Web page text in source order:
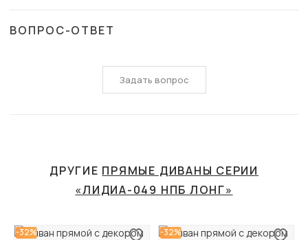
ВОПРОС-ОТВЕТ
Задать вопрос
ДРУГИЕ ПРЯМЫЕ ДИВАНЫ СЕРИИ
«ЛИДИА-049 НПБ ЛОНГ»
-32% -32%